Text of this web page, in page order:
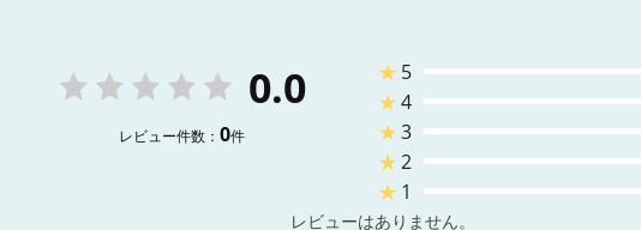
0.0
レビュー件数： 0件
★ 5
★4
★3
★2
★ 1
レビューはありません。